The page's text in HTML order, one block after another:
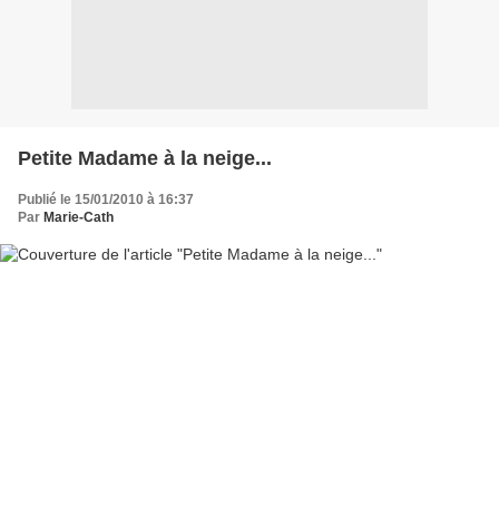
Petite Madame à la neige...
Publié le 15/01/2010 à 16:37
Par Marie-Cath